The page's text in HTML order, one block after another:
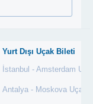
Yurt Dışı Uçak Bileti
İstanbul - Amsterdam
Antalya - Moskova Uçak